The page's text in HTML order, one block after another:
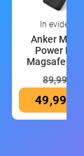
In evidenza
Anker
Power
Magsafe
89,99 €
49,99 €